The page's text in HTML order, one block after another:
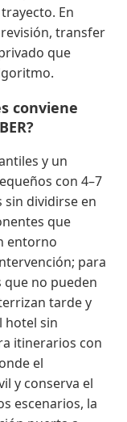
En
transfer
que
conviene
y un
con 4–7
dividirse en
que
entorno
para
que no pueden
tarde y
hotel sin
itinerarios con
el
y conserva el
escenarios, la